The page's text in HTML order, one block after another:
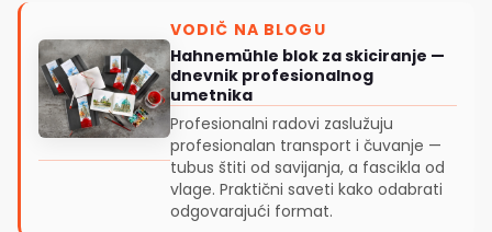
VODIČ NA BLOGU
Hahnemühle blok za skiciranje —
dnevnik profesionalnog
umetnika
Profesionalni radovi zaslužuju
profesionalan transport i čuvanje —
tubus štiti od savijanja, a fascikla od
vlage. Praktični saveti kako odabrati
odgovarajući format.